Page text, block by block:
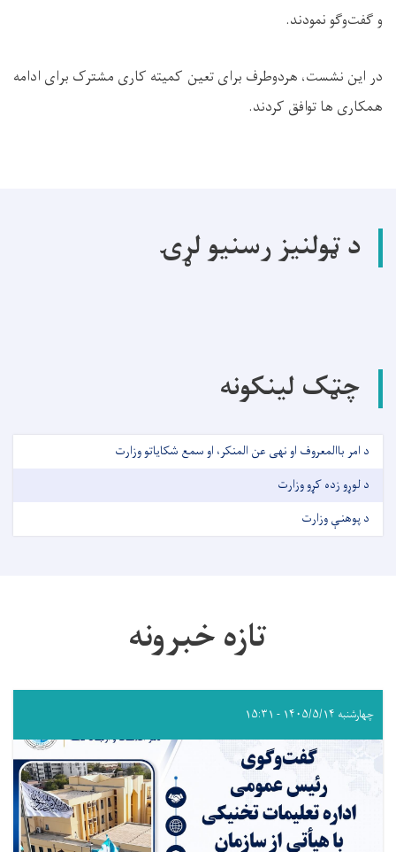
و گفت‌وگو نمودند.
در این نشست، هردوطرف برای تعین کمیته کاری مشترک برای ادامه
همکاری ها توافق کردند.
د ټولنیز رسنیو لړۍ
چټک لینکونه
د امر باالمعروف او نهی عن المنکر، او سمع شکایاتو وزارت
د لوړو زده کړو وزارت
د پوهنې وزارت
تازه خبرونه
چهارشنبه ۱۴۰۵/۵/۱۴ - ۱۵:۳۱